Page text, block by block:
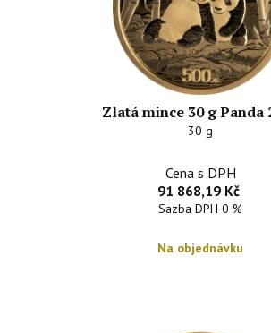
Zlatá mince 30 g Panda
30 g
Cena s DPH
91 868,19 Kč
Sazba DPH 0 %
Na objednávku